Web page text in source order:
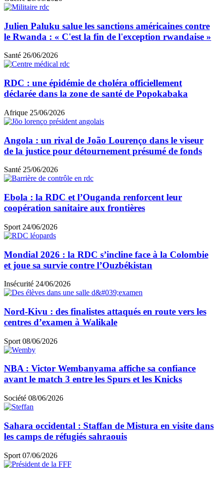
Julien Paluku salue les sanctions américaines contre
le Rwanda : « C'est la fin de l'exception rwandaise »
Santé 26/06/2026
RDC : une épidémie de choléra officiellement
déclarée dans la zone de santé de Popokabaka
Afrique 25/06/2026
Angola : un rival de João Lourenço dans le viseur
de la justice pour détournement présumé de fonds
Santé 25/06/2026
Ebola : la RDC et l’Ouganda renforcent leur
coopération sanitaire aux frontières
Sport 24/06/2026
Mondial 2026 : la RDC s’incline face à la Colombie
et joue sa survie contre l’Ouzbékistan
Insécurité 24/06/2026
Nord-Kivu : des finalistes attaqués en route vers les
centres d’examen à Walikale
Sport 08/06/2026
NBA : Victor Wembanyama affiche sa confiance
avant le match 3 entre les Spurs et les Knicks
Société 08/06/2026
Sahara occidental : Staffan de Mistura en visite dans
les camps de réfugiés sahraouis
Sport 07/06/2026